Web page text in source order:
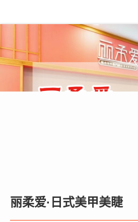
丽柔爱·日式美甲美睫